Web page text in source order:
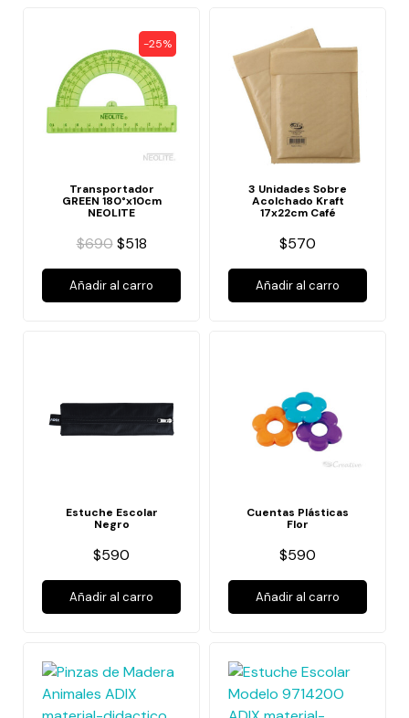
-25%
Transportador
GREEN 180°x10cm
NEOLITE
$690 $518
Añadir al carro
3 Unidades Sobre
Acolchado Kraft
17x22cm Café
$570
Añadir al carro
Estuche Escolar
Negro
$590
Añadir al carro
Cuentas Plásticas
Flor
$590
Añadir al carro